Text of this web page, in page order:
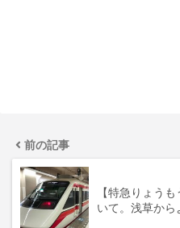
前の記事
【特急りょう
いて。浅草か